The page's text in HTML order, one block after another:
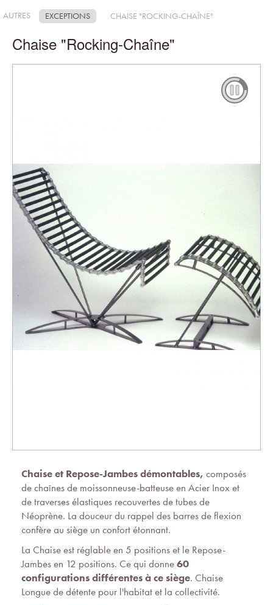
AUTRES EXCEPTIONS CHAISE "ROCKING-CHAÎNE"
Chaise "Rocking-Chaîne"
Chaise et Repose-Jambes démontables, composés
de chaînes de moissonneuse-batteuse en Acier Inox et
de traverses élastiques recouvertes de tubes de
Néoprène. La douceur du rappel des barres de flexion
confère au siège un confort étonnant.
La Chaise est réglable en 5 positions et le Repose-
Jambes en 12 positions. Ce qui donne60
configurations différentes à ce siège. Chaise
Longue de détente pour l'habitat et la collectivité.